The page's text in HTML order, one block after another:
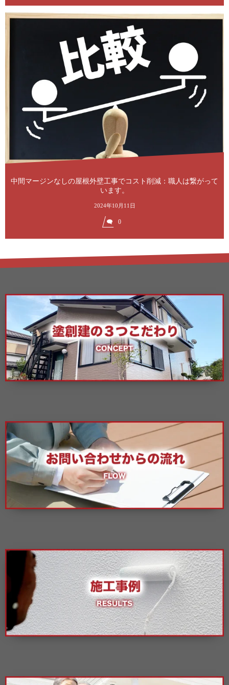
中間マージンなしの屋根外壁工事でコスト削減：職人は繋がって
います。
2024年10月11日
0